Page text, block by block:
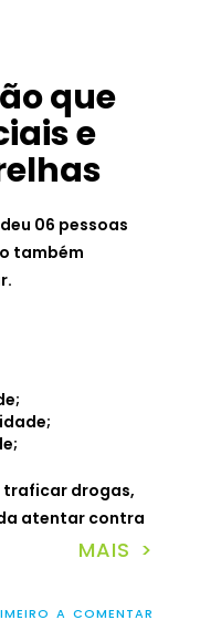
que
e
06 pessoas
também
idade;
traficar drogas,
atentar contra
MAIS >
A COMENTAR